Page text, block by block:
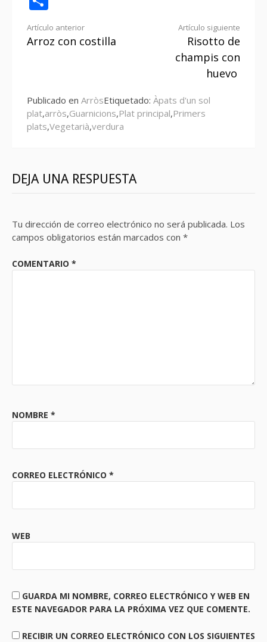
Seguir
Artículo anterior
Arroz con costilla
Artículo siguiente
Risotto de
champis con
huevo
Publicado en ArròsEtiquetado: Àpats d'un sol
plat,arròs,Guarnicions,Plat principal,Primers
plats,Vegetarià,verdura
DEJA UNA RESPUESTA
Tu dirección de correo electrónico no será publicada. Los
campos obligatorios están marcados con *
COMENTARIO *
NOMBRE *
CORREO ELECTRÓNICO *
WEB
GUARDA MI NOMBRE, CORREO ELECTRÓNICO Y WEB EN
ESTE NAVEGADOR PARA LA PRÓXIMA VEZ QUE COMENTE.
RECIBIR UN CORREO ELECTRÓNICO CON LOS SIGUIENTES